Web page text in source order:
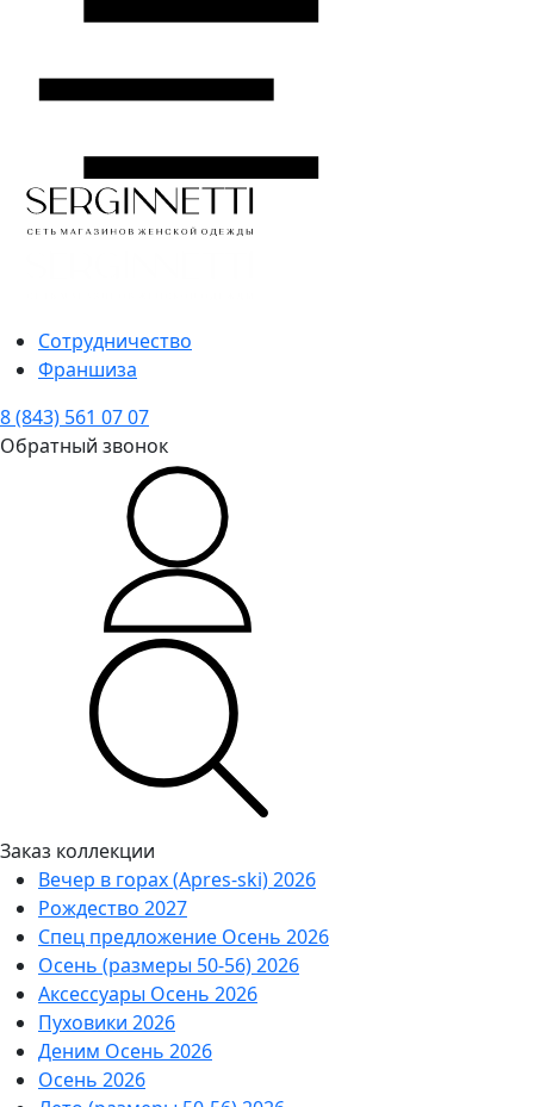
Сотрудничество
Франшиза
8 (843) 561 07 07
Обратный звонок
Заказ коллекции
Вечер в горах (Apres-ski) 2026
Рождество 2027
Спец предложение Осень 2026
Осень (размеры 50-56) 2026
Аксессуары Осень 2026
Пуховики 2026
Деним Осень 2026
Осень 2026